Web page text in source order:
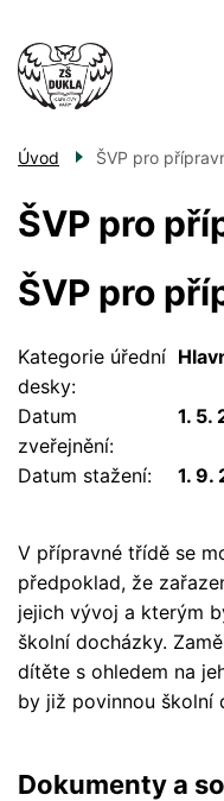
hlavnímu
obsahu
navigace
STUDIUM
ÚŘEDNÍ DESKA
KONTAKTY
Úvod ŠVP pro
ŠVP pro
ŠVP pro
Kategorie úřední
desky
Datum
zveřejnění
1. 5.
Datum stažení 1. 9.
V přípravné třídě se
předpoklad, že
jejich vývoj a kterým
školní docházky.
dítěte s ohledem na
by již povinnou školní
Dokumenty a